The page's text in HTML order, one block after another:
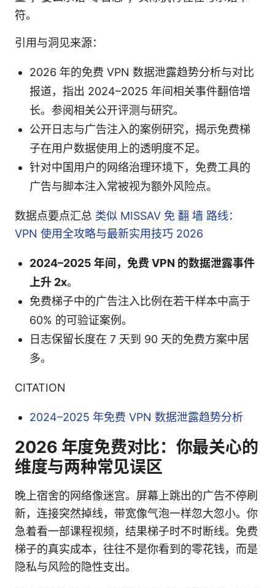
符。
引用与洞见来源：
2026 年的免费 VPN 数据泄露趋势分析与对比
报道，指出 2024–2025 年间相关事件翻倍增
长。参阅相关公开评测与研究。
公开日志与广告注入的案例研究，揭示免费梯
子在用户数据使用上的透明度不足。
针对中国用户的网络治理环境下，免费工具的
广告与脚本注入常被视为额外风险点。
数据点要点汇总 类似 MISSAV 免 翻 墙 路线：
VPN 使用全攻略与最新实用技巧 2026
2024–2025 年间，免费 VPN 的数据泄露事件
上升 2x。
免费梯子中的广告注入比例在若干样本中高于
60% 的可验证案例。
日志保留长度在 7 天到 90 天的免费方案中居
多。
CITATION
2024–2025 年免费 VPN 数据泄露趋势分析
2026 年度免费对比：你最关心的
维度与两种常见误区
晚上宿舍的网络像迷宫。屏幕上跳出的广告不停刷
新，连接突然掉线，带宽像气泡一样忽大忽小。你
急着看一部课程视频，结果梯子时不时断线。免费
梯子的真实成本，往往不是你看到的零花钱，而是
隐私与风险的隐性支出。